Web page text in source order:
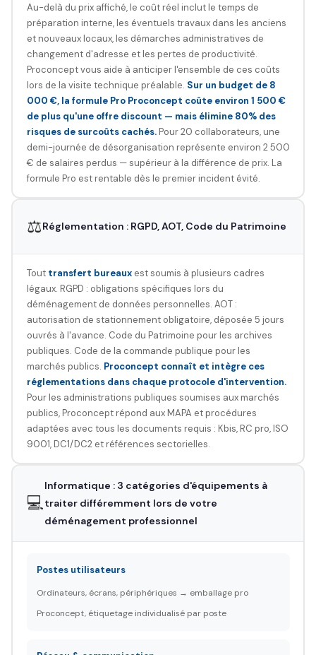
Au-delà du prix affiché, le coût réel inclut le temps de
préparation interne, les éventuels travaux dans les anciens
et nouveaux locaux, les démarches administratives de
changement d'adresse et les pertes de productivité.
Proconcept vous aide à anticiper l'ensemble de ces coûts
lors de la visite technique préalable. Sur un budget de 8
000 €, la formule Pro Proconcept coûte environ 1 500 €
de plus qu'une offre discount — mais élimine 80% des
risques de surcoûts cachés.Pour 20 collaborateurs, une
demi-journée de désorganisation représente environ 2 500
€ de salaires perdus — supérieur à la différence de prix. La
formule Pro est rentable dès le premier incident évité.
⚖️Réglementation : RGPD, AOT, Code du Patrimoine
Tout transfert bureauxest soumis à plusieurs cadres
légaux. RGPD : obligations spécifiques lors du
déménagement de données personnelles. AOT :
autorisation de stationnement obligatoire, déposée 5 jours
ouvrés à l'avance. Code du Patrimoine pour les archives
publiques. Code de la commande publique pour les
marchés publics. Proconcept connaît et intègre ces
réglementations dans chaque protocole d'intervention.
Pour les administrations publiques soumises aux marchés
publics, Proconcept répond aux MAPA et procédures
adaptées avec tous les documents requis : Kbis, RC pro, ISO
9001, DC1/DC2 et références sectorielles.
💻
Informatique : 3 catégories d'équipements à
traiter différemment lors de votre
déménagement professionnel
Postes utilisateurs
Ordinateurs, écrans, périphériques → emballage pro
Proconcept, étiquetage individualisé par poste